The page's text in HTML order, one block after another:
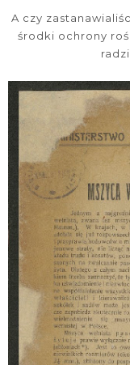
A czy
środki ochrony